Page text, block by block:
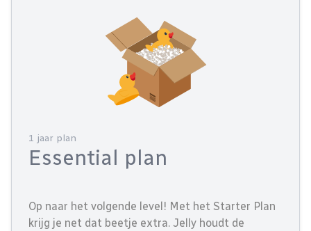
1 jaar plan
Essential plan
Op naar het volgende level! Met het Starter Plan
krijg je net dat beetje extra. Jelly houdt de